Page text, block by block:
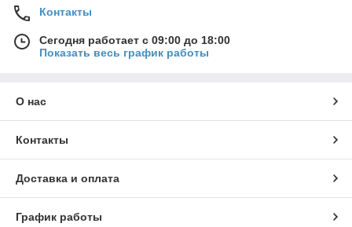
Контакты
Сегодня работает с 09:00 до 18:00
Показать весь график работы
О нас
Контакты
Доставка и оплата
График работы